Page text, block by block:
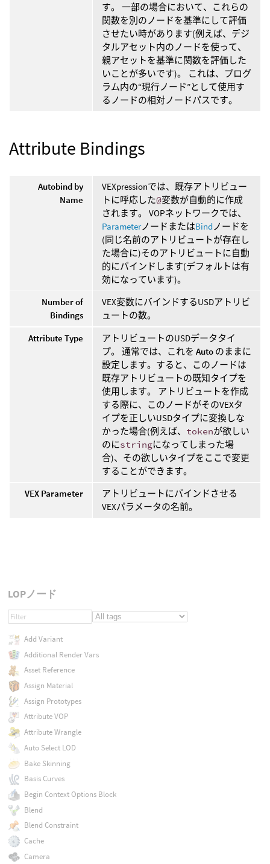
す。 一部の場合において、これらの
関数を別のノードを基準にして評価
させたい時があります(例えば、デジ
タルアセット内のノードを使って、
親アセットを基準に関数を評価した
いことが多いです)。 これは、プログ
ラム内の“現行ノード”として使用す
るノードの相対ノードパスです。
Attribute Bindings
Autobind by
Name
VEXpressionでは、既存アトリビュー
トに呼応した@変数が自動的に作成
されます。 VOPネットワークでは、
ParameterノードまたはBind ノードを
(同じ名前のアトリビュートが存在し
た場合に)そのアトリビュートに自動
的にバインドします(デフォルトは有
効になっています)。
Number of
Bindings
VEX変数にバインドするUSDアトリビ
ュートの数。
Attribute Type
アトリビュートのUSDデータタイ
プ。 通常では、これを Auto のままに
設定します。すると、このノードは
既存アトリビュートの既知タイプを
使用します。 アトリビュートを作成
する際に、このノードがそのVEXタ
イプを正しいUSDタイプに変換しな
かった場合(例えば、 tokenが欲しい
のにstringになってしまった場
合)、その欲しいタイプをここで変更
することができます。
VEX Parameter
アトリビュートにバインドさせる
VEXパラメータの名前。
LOPノード
Add Variant
Additional Render Vars
Asset Reference
Assign Material
Assign Prototypes
Attribute VOP
Attribute Wrangle
Auto Select LOD
Bake Skinning
Basis Curves
Begin Context Options Block
Blend
Blend Constraint
Cache
Camera